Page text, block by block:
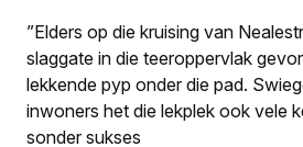
”Elders op die kruising van
slaggate in die teeroppervlak
lekkende pyp onder die pad.
inwoners het die lekplek ook vele
sonder sukses